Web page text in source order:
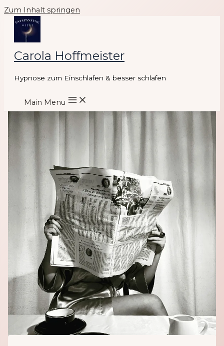
Zum Inhalt springen
Carola Hoffmeister
Hypnose zum Einschlafen & besser schlafen
Main Menu